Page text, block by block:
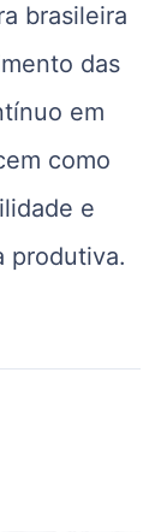
brasileira
das
em
como
e
produtiva.